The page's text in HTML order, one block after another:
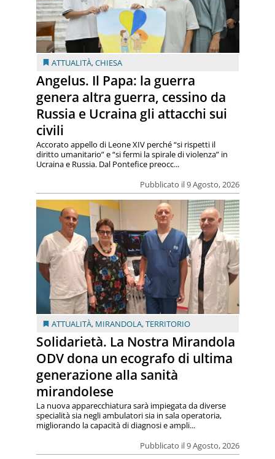
ATTUALITÀ,CHIESA
Angelus. Il Papa: la guerra
genera altra guerra, cessino da
Russia e Ucraina gli attacchi sui
civili
Pubblicato il 9 Agosto, 2026
Accorato appello di Leone XIV perché “si rispetti il
diritto umanitario” e “si fermi la spirale di violenza” in
Ucraina e Russia. Dal Pontefice preocc...
ATTUALITÀ, MIRANDOLA,TERRITORIO
Solidarietà. La Nostra Mirandola
ODV dona un ecografo di ultima
generazione alla sanità
mirandolese
Pubblicato il 9 Agosto, 2026
La nuova apparecchiatura sarà impiegata da diverse
specialità sia negli ambulatori sia in sala operatoria,
migliorando la capacità di diagnosi e ampli...